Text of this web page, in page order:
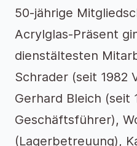
50-jährige
Acrylglas-Präsent
dienstältesten
Schrader (seit 1982
Gerhard Bleich (seit
Geschäftsführer),
(Lagerbetreuung),